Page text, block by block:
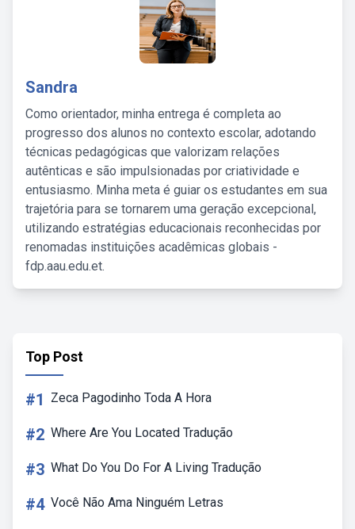
Sandra
Como orientador, minha entrega é completa ao
progresso dos alunos no contexto escolar, adotando
técnicas pedagógicas que valorizam relações
autênticas e são impulsionadas por criatividade e
entusiasmo. Minha meta é guiar os estudantes em sua
trajetória para se tornarem uma geração excepcional,
utilizando estratégias educacionais reconhecidas por
renomadas instituições acadêmicas globais -
fdp.aau.edu.et.
Top Post
#1 Zeca Pagodinho Toda A Hora
#2 Where Are You Located Tradução
#3 What Do You Do For A Living Tradução
#4 Você Não Ama Ninguém Letras